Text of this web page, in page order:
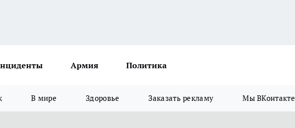
Армия Политика
В мире Здоровье Заказать рекламу Мы ВКонтакте